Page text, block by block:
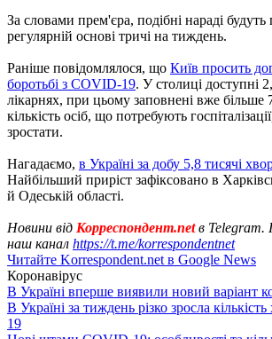
За словами прем'єра, подібні нараді
регулярній основі тричі на тиждень.
Раніше повідомлялося, що Київ просить
боротьбі з COVID-19. У столиці доступні
лікарнях, при цьому заповнені вже більше
кількість осіб, що потребують
зростати.
Нагадаємо, в Україні за добу 5,8 тисячі
Найбільший приріст зафіксовано в
й Одеській області.
Новини від Корреспондент.netв Telegram.
наш канал https://t.me/korrespondentnet
Читайте Korrespondent.net в Google News
Коронавірус
В Україні вперше виявили новий варіант
В Україні за тиждень різко зросла
19